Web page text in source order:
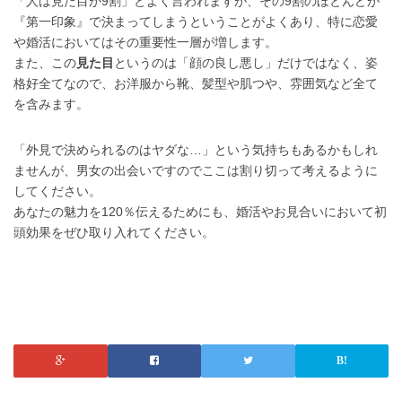
『第一印象』で決まってしまうということがよくあり、特に恋愛
や婚活においてはその重要性一層が増します。
また、この見た目 というのは「顔の良し悪し」だけではなく、姿
格好全てなので、お洋服から靴、髪型や肌つや、雰囲気など全て
を含みます。
「外見で決められるのはヤダな…」という気持ちもあるかもしれ
ませんが、男女の出会いですのでここは割り切って考えるように
してください。
あなたの魅力を120％伝えるためにも、婚活やお見合いにおいて初
頭効果をぜひ取り入れてください。